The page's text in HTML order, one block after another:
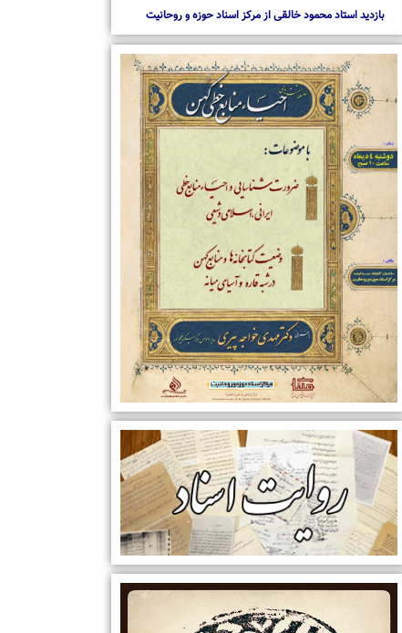
بازدید استاد محمود خالقی از مرکز اسناد حوزه و روحانیت